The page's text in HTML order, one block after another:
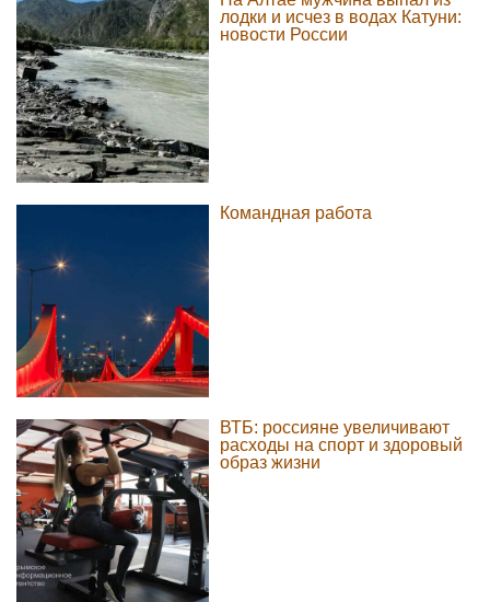
лодки и исчез в водах Катуни:
новости России
Командная работа
ВТБ: россияне увеличивают
расходы на спорт и здоровый
образ жизни